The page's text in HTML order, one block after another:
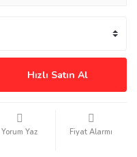
Hızlı Satın Al
Yorum Yaz Fiyat Alarmı